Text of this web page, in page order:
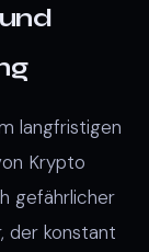
langfristigen
Krypto
gefährlicher
der konstant